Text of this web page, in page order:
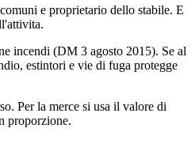
e proprietario dello stabile. E
incendi (DM 3 agosto 2015). Se al
estintori e vie di fuga protegge
Per la merce si usa il valore di
proporzione.